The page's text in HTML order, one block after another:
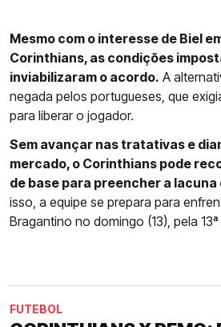
Mesmo com o interesse de Biel
Corinthians, as condições
inviabilizaram o acordo. A
negada pelos portugueses, que
para liberar o jogador.
Sem avançar nas tratativas e
mercado, o Corinthians pode
de base para preencher a
isso, a equipe se prepara para
Bragantino no domingo (13), pela
FUTEBOL